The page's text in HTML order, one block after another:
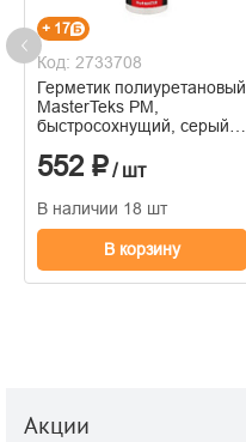
+ 17
Код: 2733708
Герметик полиуретановый
MasterTeks PM,
быстросохнущий, серый,
552 ₽/ шт
В наличии 18 шт
В корзину
Акции